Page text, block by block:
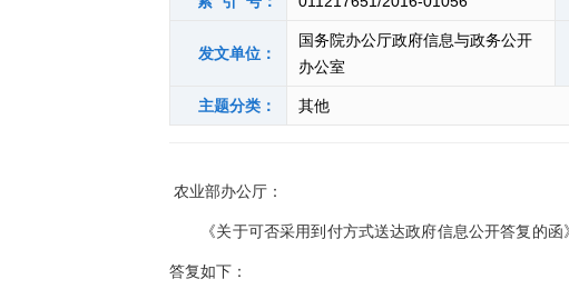
发文单位：
国务院办公厅政府信息与政务公开
办公室
主题分类： 其他
农业部办公厅：
《关于可否采用到付方式送达政府信息公开答复的函
答复如下：